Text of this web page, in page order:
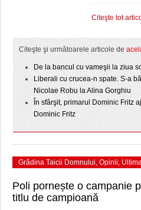
LICEE, ŞCOLI ŞI GRĂDINIŢE
SFATUL MEDICULUI
SFATURI JURIDICE
Citeşte tot
Citeşte şi următoarele articole de
De la bancul cu vameşii la ziua
Liberali cu crucea-n spate. S-a
Nicolae Robu la Alina Gorghiu
În sfârşit, primarul Dominic
Dominic Fritz
Grădina Taicii Domnului, Opinii,
Poli pornește o campanie
titlu de campioană